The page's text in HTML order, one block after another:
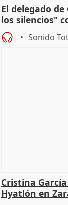
El delegado
los silencios"
Sonido
Cristina
Hyatlón en